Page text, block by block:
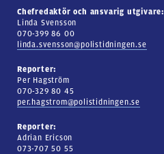
Chefredaktör och ansvarig utgivare:
Linda Svensson
070-399 86 00
linda.svensson@polistidningen.se
Reporter:
Per Hagström
070-329 80 45
per.hagstrom@polistidningen.se
Reporter:
Adrian Ericson
073-707 50 55